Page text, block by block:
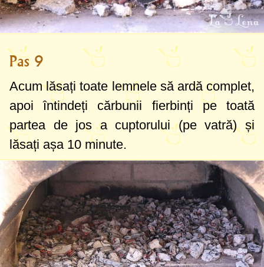
Pas 9
Acum lăsați toate lemnele să ardă complet,
apoi întindeți cărbunii fierbinți pe toată
partea de jos a cuptorului (pe vatră) și
lăsați așa 10 minute.